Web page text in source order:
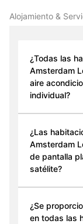
Alojamiento &
¿Todas las
Amsterdam
aire
individual?
¿Las
Amsterdam
de pantalla
satélite?
¿Se
en todas las